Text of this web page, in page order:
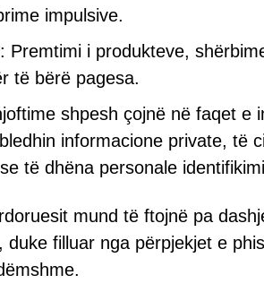
impulsive.
: Premtimi i produkteve,
të bërë pagesa.
shpesh çojnë në faqet e
informacione private, të
të dhëna personale
mund të ftojnë pa
filluar nga përpjekjet e